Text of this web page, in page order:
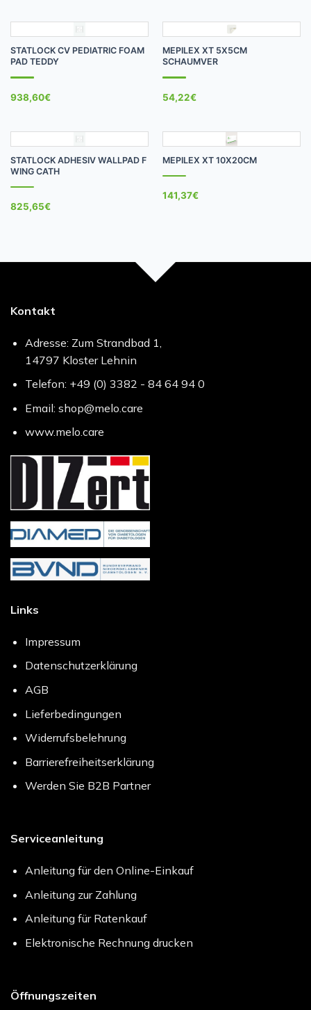
STATLOCK CV PEDIATRIC FOAM
PAD TEDDY
938,60€
MEPILEX XT 5X5CM
SCHAUMVER
54,22€
STATLOCK ADHESIV WALLPAD F
WING CATH
825,65€
MEPILEX XT 10X20CM
141,37€
Kontakt
Adresse: Zum Strandbad 1,
14797 Kloster Lehnin
Telefon: +49 (0) 3382 - 84 64 94 0
Email: shop@melo.care
www.melo.care
Links
Impressum
Datenschutzerklärung
AGB
Lieferbedingungen
Widerrufsbelehrung
Barrierefreiheitserklärung
Werden Sie B2B Partner
Serviceanleitung
Anleitung für den Online-Einkauf
Anleitung zur Zahlung
Anleitung für Ratenkauf
Elektronische Rechnung drucken
Öffnungszeiten